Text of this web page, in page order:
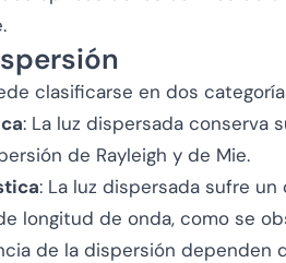
clasificarse en dos
: La luz dispersada conserva
de Rayleigh y de Mie.
: La luz dispersada sufre
longitud de onda, como se
de la dispersión dependen